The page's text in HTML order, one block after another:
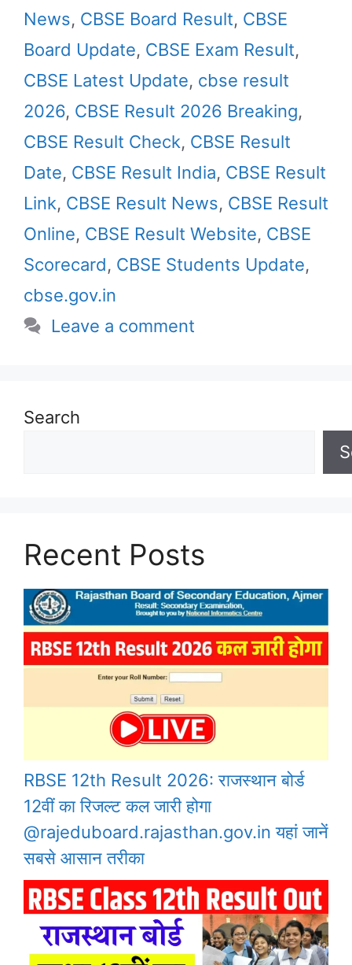
News, CBSE Board Result, CBSE
Board Update, CBSE Exam Result,
CBSE Latest Update, cbse result
2026, CBSE Result 2026 Breaking,
CBSE Result Check, CBSE Result
Date, CBSE Result India, CBSE Result
Link, CBSE Result News, CBSE Result
Online, CBSE Result Website, CBSE
Scorecard, CBSE Students Update,
cbse.gov.in
Leave a comment
Search
Recent Posts
RBSE 12th Result 2026: राजस्थान बोर्ड
12वीं का रिजल्ट कल जारी होगा
@rajeduboard.rajasthan.gov.in यहां जानें
सबसे आसान तरीका